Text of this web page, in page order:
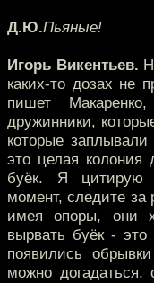
Д.Ю.Пьяные!
Игорь Викентьев.
каких-то дозах не
пишет
дружинники,
которые
это целая колония
буёк. Я цитирую
момент, следите за
имея опоры, они
вырвать буёк -
появились
можно догадаться,